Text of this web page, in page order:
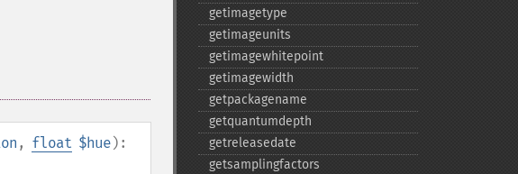
, float $hue):
getimagetype
getimageunits
getimagewhitepoint
getimagewidth
getpackagename
getquantumdepth
getreleasedate
getsamplingfactors